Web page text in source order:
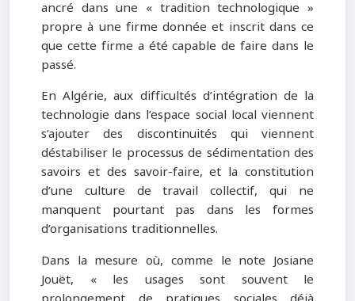
ancré dans une « tradition technologique »
propre à une firme donnée et inscrit dans ce
que cette firme a été capable de faire dans le
passé.
En Algérie, aux difficultés d’intégration de la
technologie dans l’espace social local viennent
s’ajouter des discontinuités qui viennent
déstabiliser le processus de sédimentation des
savoirs et des savoir-faire, et la constitution
d’une culture de travail collectif, qui ne
manquent pourtant pas dans les formes
d’organisations traditionnelles.
Dans la mesure où, comme le note Josiane
Jouët, « les usages sont souvent le